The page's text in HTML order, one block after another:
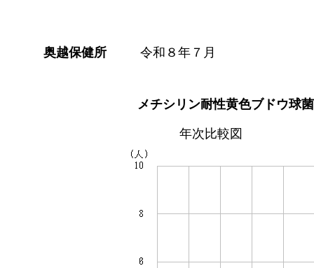
奥越保健所 令和８年７月
メチシリン耐性黄色ブドウ球
年次比較図